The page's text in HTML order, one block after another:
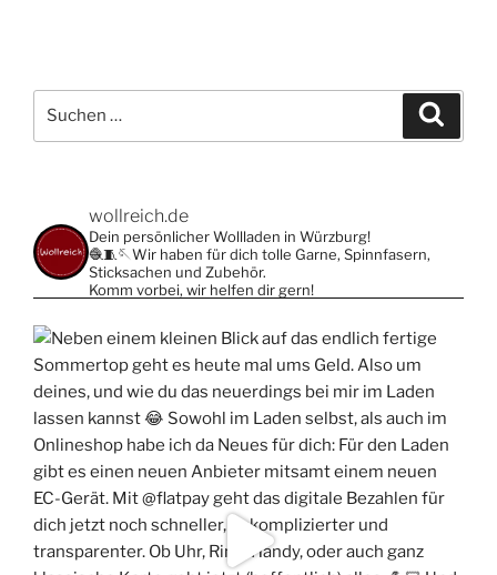
nach:
wollreich.de
Dein persönlicher Wollladen in Würzburg!
🧶🧵🪡Wir haben für dich tolle Garne, Spinnfasern,
Sticksachen und Zubehör.
Komm vorbei, wir helfen dir gern!